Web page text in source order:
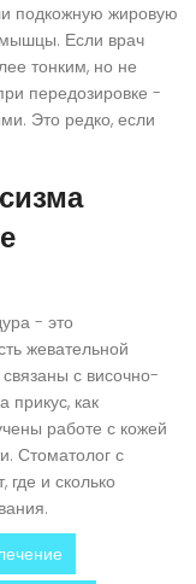
подкожную жировую
Если врач
тонким, но не
передозировке -
Это редко, если
- это
жевательной
с височно-
прикус, как
работе с кожей
Стоматолог с
и сколько